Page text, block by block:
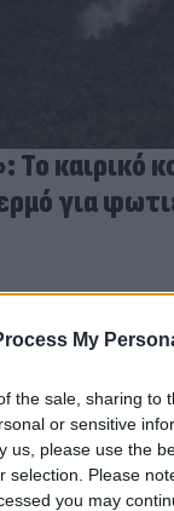
My
the sale, sharing to
or sensitive
us, please use the
selection. Please
you may
καιρικό
για